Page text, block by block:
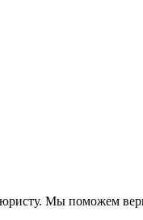
Мы поможем